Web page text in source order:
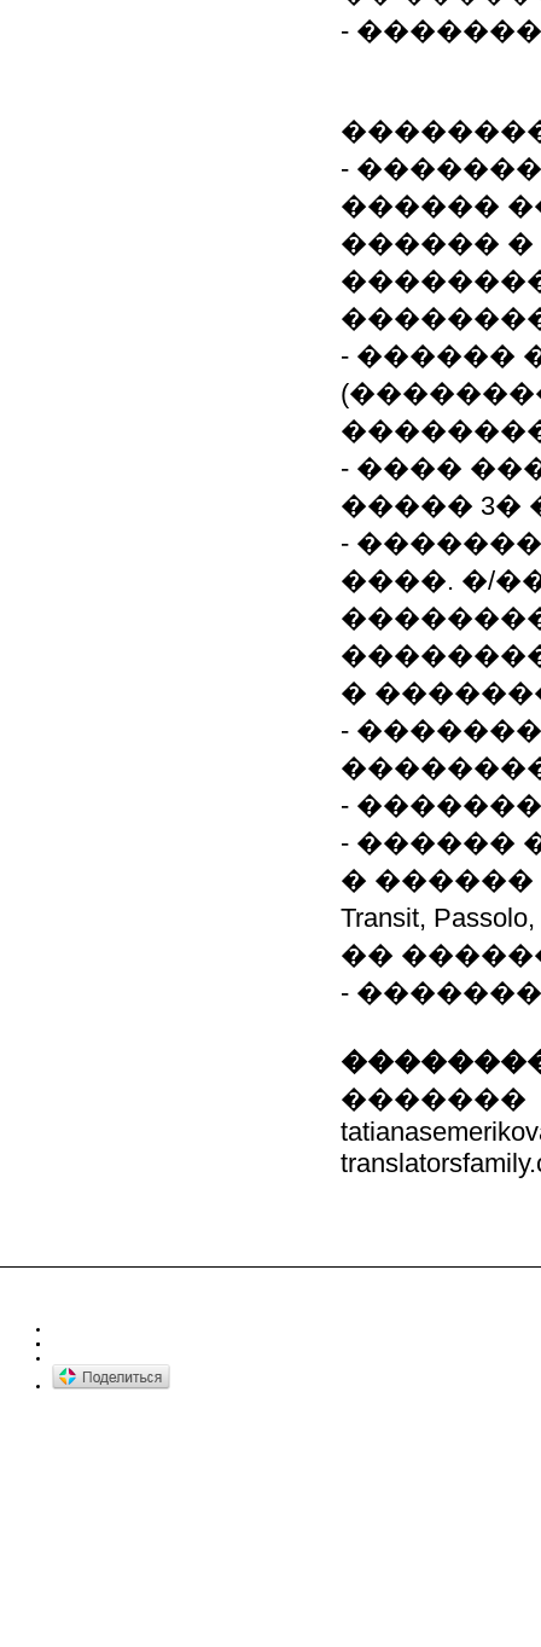
-
-
������
������
- ������
- ����
����� 3�
-
����. �/
�
-
-
- ������
� ������
Transit,
��
-
�������